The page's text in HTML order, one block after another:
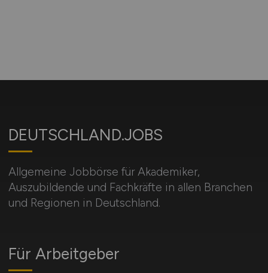
DEUTSCHLAND.JOBS
Allgemeine Jobbörse für Akademiker,
Auszubildende und Fachkräfte in allen Branchen
und Regionen in Deutschland.
Für Arbeitgeber